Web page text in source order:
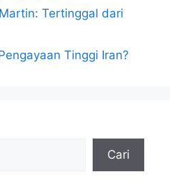
Tertinggal dari
Tinggi Iran?
Cari